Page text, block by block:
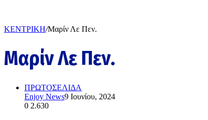
ΚΕΝΤΡΙΚΗ/Μαρίν Λε Πεν.
Μαρίν Λε Πεν.
ΠΡΩΤΟΣΕΛΙΔΑ
Enjoy News9 Ιουνίου, 2024
0 2.630